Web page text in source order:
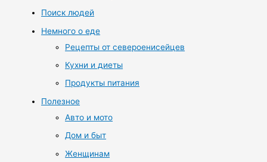
Поиск людей
Немного о еде
Рецепты от североенисейцев
Кухни и диеты
Продукты питания
Полезное
Авто и мото
Дом и быт
Женщинам